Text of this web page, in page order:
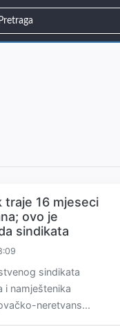
traje 16 mjeseci
ovo je
sindikata
sindikata
i namještenika
neretvans...